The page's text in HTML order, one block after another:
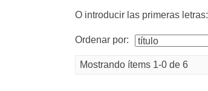
O introducir las primeras letras:
Ordenar por:
Mostrando ítems 1-0 de 6